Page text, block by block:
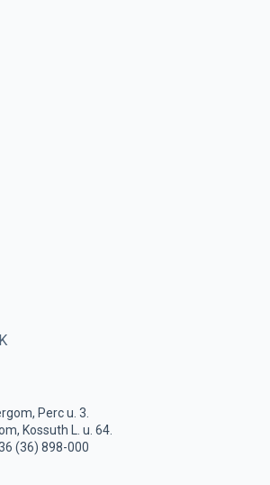
Perc u. 3.
Kossuth L. u. 64.
(36) 898-000